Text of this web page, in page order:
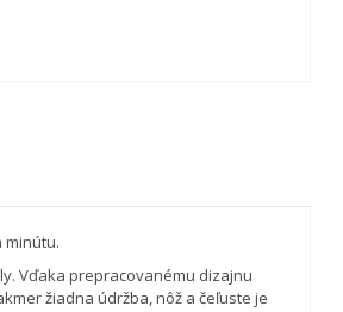
minútu.
Vďaka prepracovanému dizajnu
žiadna údržba, nôž a čeľuste je